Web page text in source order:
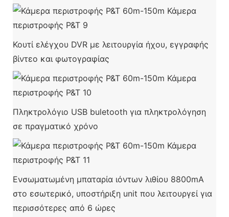
Κουτί ελέγχου DVR με λειτουργία ήχου, εγγραφής
βίντεο και φωτογραφίας
Πληκτρολόγιο USB buletooth για πληκτρολόγηση
σε πραγματικό χρόνο
Ενσωματωμένη μπαταρία ιόντων λιθίου 8800mA
στο εσωτερικό, υποστήριξη unit που λειτουργεί για
περισσότερες από 6 ώρες